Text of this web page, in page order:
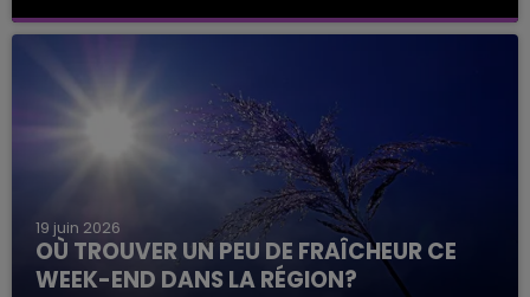
19 juin 2026
OÙ TROUVER UN PEU DE FRAÎCHEUR CE
WEEK-END DANS LA RÉGION?